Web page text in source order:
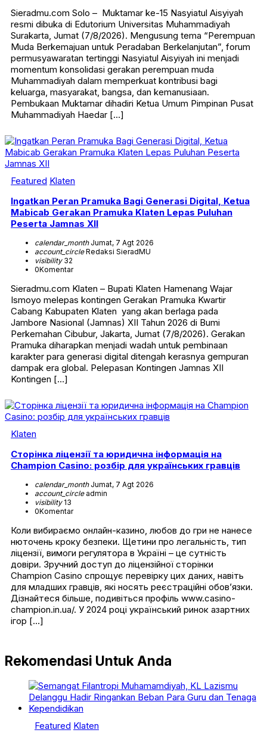
Sieradmu.com Solo – Muktamar ke-15 Nasyiatul Aisyiyah
resmi dibuka di Edutorium Universitas Muhammadiyah
Surakarta, Jumat (7/8/2026). Mengusung tema “Perempuan
Muda Berkemajuan untuk Peradaban Berkelanjutan”, forum
permusyawaratan tertinggi Nasyiatul Aisyiyah ini menjadi
momentum konsolidasi gerakan perempuan muda
Muhammadiyah dalam memperkuat kontribusi bagi
keluarga, masyarakat, bangsa, dan kemanusiaan.
Pembukaan Muktamar dihadiri Ketua Umum Pimpinan Pusat
Muhammadiyah Haedar […]
Featured Klaten
Ingatkan Peran Pramuka Bagi Generasi Digital, Ketua
Mabicab Gerakan Pramuka Klaten Lepas Puluhan
Peserta Jamnas XII
calendar_monthJumat, 7 Agt 2026
account_circleRedaksi SieradMU
visibility32
0Komentar
Sieradmu.com Klaten – Bupati Klaten Hamenang Wajar
Ismoyo melepas kontingen Gerakan Pramuka Kwartir
Cabang Kabupaten Klaten yang akan berlaga pada
Jambore Nasional (Jamnas) XII Tahun 2026 di Bumi
Perkemahan Cibubur, Jakarta, Jumat (7/8/2026). Gerakan
Pramuka diharapkan menjadi wadah untuk pembinaan
karakter para generasi digital ditengah kerasnya gempuran
dampak era global. Pelepasan Kontingen Jamnas XII
Kontingen […]
Klaten
Сторінка ліцензії та юридична інформація на
Champion Casino: розбір для українських гравців
calendar_monthJumat, 7 Agt 2026
account_circleadmin
visibility13
0Komentar
Коли вибираємо онлайн-казино, любов до гри не нанесе
нюточень кроку безпеки. Щетини про легальність, тип
ліцензії, вимоги регулятора в Україні – це сутність
довіри. Зручний доступ до ліцензійної сторінки
Champion Casino спрощує перевірку цих даних, навіть
для младших гравців, які носять реєстраційні обов’язки.
Дізнайтеся більше, подивіться профіль www.casino-
champion.in.ua/. У 2024 році український ринок азартних
ігор […]
Rekomendasi Untuk Anda
Featured Klaten